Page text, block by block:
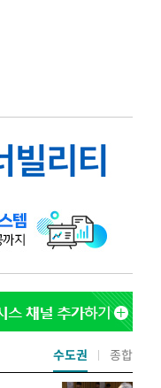
수도권 종합